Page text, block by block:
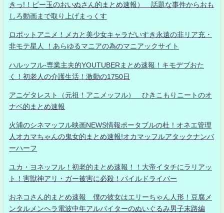
きっ!！ビー玉のおいぬさん的まとめ速報） 話題な事件からおも
しろ動画まで取り上げまっくす
ロボットアニメ！メカと美少女キャラだいすき永遠の非リア充・
非モテ星人 ！あらゆるマニアの為のマニアックサイト
ハルッフル-専業主夫的YOUTUBERまとめ速報！キモデブおた
く！初老人の介護生活！激動の1750日
アニゲタレスト（元祖！アニメッフル） ひきこもりニートのオ
ナベ的まとめ速報
火浦のシネマッフル映画NEWS情報ポータブルの杜！オネエ管理
人オカマちゃんの鬼女的まとめ速報!オカマッフルアタックナンバ
ーハーフ
ユカ・ヨネッフル！初老的まとめ速報！！大帝イタチにラリアッ
ト！害獣神アリ・ガー被害に必殺！パイルドライバー
おネコさん的まとめ速報 僕の彼女はエリーちゃん人形！豆腐メ
ンタルメンヘラ電波中年アルバイターのぬいぐるみ男子末路編